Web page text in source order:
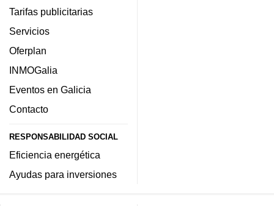
Tarifas publicitarias
Servicios
Oferplan
INMOGalia
Eventos en Galicia
Contacto
RESPONSABILIDAD SOCIAL
Eficiencia energética
Ayudas para inversiones